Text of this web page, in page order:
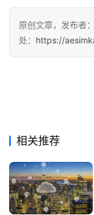
手
机
资
原创文章，发布者
处： https://
相关推荐